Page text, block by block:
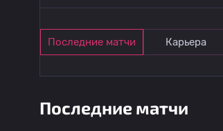
Последние матчи Карьера
Последние матчи